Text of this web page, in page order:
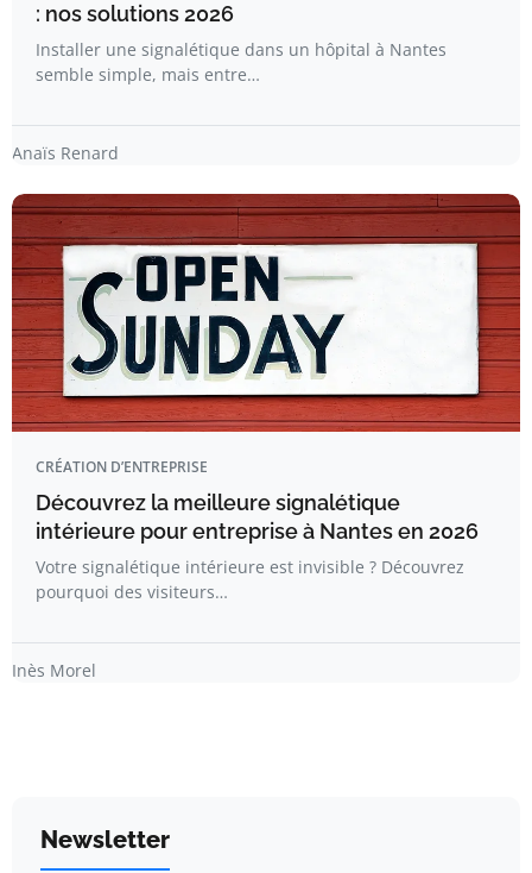
: nos solutions 2026
Installer une signalétique dans un hôpital à Nantes
semble simple, mais entre…
Anaïs Renard
CRÉATION D’ENTREPRISE
Découvrez la meilleure signalétique
intérieure pour entreprise à Nantes en 2026
Votre signalétique intérieure est invisible ? Découvrez
pourquoi des visiteurs…
Inès Morel
Newsletter